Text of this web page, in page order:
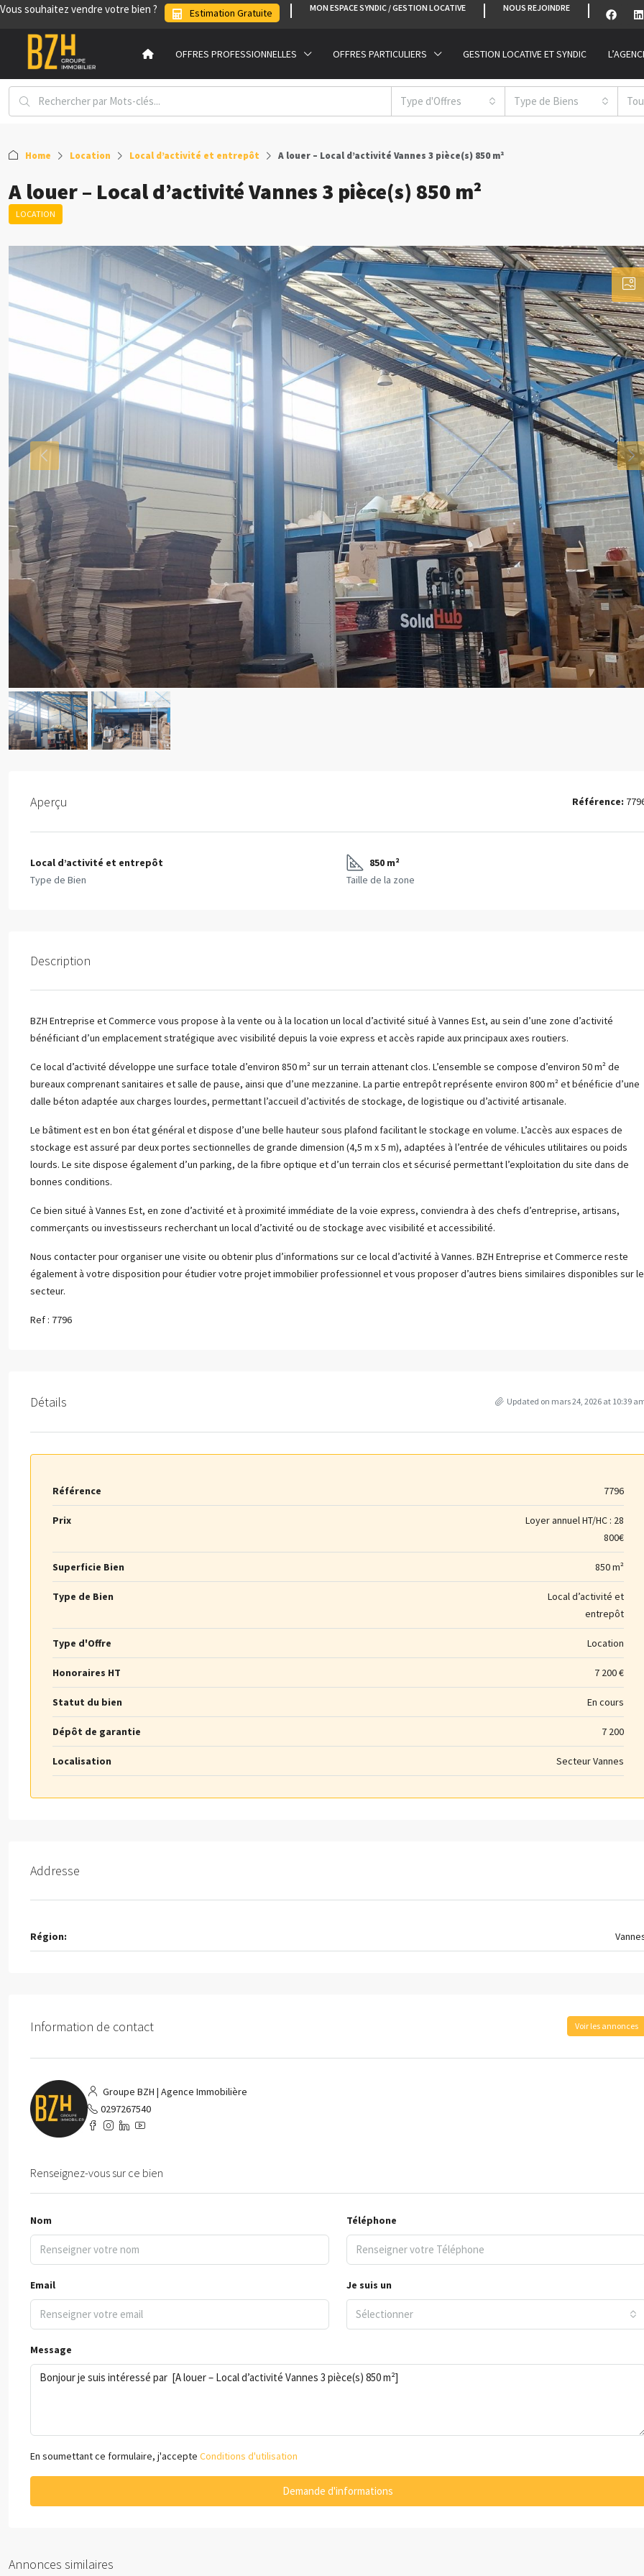
Vous souhaitez vendre votre bien ? Estimation Gratuite MON ESPACE SYNDIC / GESTION LOCATIVE NOUS REJOINDRE
OFFRES PROFESSIONNELLES OFFRES PARTICULIERS GESTION LOCATIVE ET SYNDIC
Type d'Offres Type de Biens
Home Location Local d’activité et entrepôt A louer – Local d’activité Vannes 3 pièce(s) 850 m²
A louer – Local d’activité Vannes 3 pièce(s) 850 m²
LOCATION
Aperçu Référence:
Local d’activité et entrepôt
Type de Bien
850 m²
Taille de la zone
Description
BZH Entreprise et Commerce vous propose à la vente ou à la location un local d’activité situé à Vannes Est, au sein d’une zone d’activité
bénéficiant d’un emplacement stratégique avec visibilité depuis la voie express et accès rapide aux principaux axes routiers.
Ce local d’activité développe une surface totale d’environ 850 m² sur un terrain attenant clos. L’ensemble se compose d’environ 50 m² de
bureaux comprenant sanitaires et salle de pause, ainsi que d’une mezzanine. La partie entrepôt représente environ 800 m² et bénéficie d’une
dalle béton adaptée aux charges lourdes, permettant l’accueil d’activités de stockage, de logistique ou d’activité artisanale.
Le bâtiment est en bon état général et dispose d’une belle hauteur sous plafond facilitant le stockage en volume. L’accès aux espaces de
stockage est assuré par deux portes sectionnelles de grande dimension (4,5 m x 5 m), adaptées à l’entrée de véhicules utilitaires ou poids
lourds. Le site dispose également d’un parking, de la fibre optique et d’un terrain clos et sécurisé permettant l’exploitation du site dans de
bonnes conditions.
Ce bien situé à Vannes Est, en zone d’activité et à proximité immédiate de la voie express, conviendra à des chefs d’entreprise, artisans,
commerçants ou investisseurs recherchant un local d’activité ou de stockage avec visibilité et accessibilité.
Nous contacter pour organiser une visite ou obtenir plus d’informations sur ce local d’activité à Vannes. BZH Entreprise et Commerce reste
également à votre disposition pour étudier votre projet immobilier professionnel et vous proposer d’autres biens similaires disponibles sur le
secteur.
Ref : 7796
Détails Updated on mars 24, 2026 at 10:39
Référence 7796
Prix Loyer annuel HT/HC : 28
800€
Superficie Bien 850 m²
Type de Bien
Local d’activité et
entrepôt
Type d'Offre Location
Honoraires HT 7 200 €
Statut du bien En cours
Dépôt de garantie 7 200
Localisation Secteur Vannes
Addresse
Région:
Information de contact Voir les annonces
Groupe BZH | Agence Immobilière
0297267540
Renseignez-vous sur ce bien
Nom Téléphone
Email Je suis un
Sélectionner
Message
En soumettant ce formulaire, j'accepte Conditions d'utilisation
Demande d'informations
Annonces similaires